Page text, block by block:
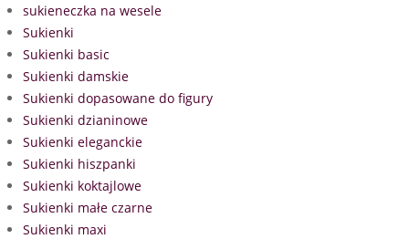
sukieneczka na wesele
Sukienki
Sukienki basic
Sukienki damskie
Sukienki dopasowane do figury
Sukienki dzianinowe
Sukienki eleganckie
Sukienki hiszpanki
Sukienki koktajlowe
Sukienki małe czarne
Sukienki maxi